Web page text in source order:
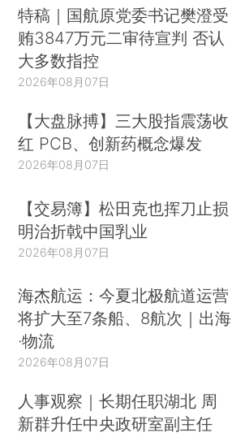
特稿｜国航原党委书记樊澄受
贿3847万元二审待宣判 否认
大多数指控
2026年08月07日
【大盘脉搏】三大股指震荡收
红 PCB、创新药概念爆发
2026年08月07日
【交易簿】松田克也挥刀止损
明治折戟中国乳业
2026年08月07日
海杰航运：今夏北极航道运营
将扩大至7条船、8航次｜出海
·物流
2026年08月07日
人事观察｜长期任职湖北 周
新群升任中央政研室副主任